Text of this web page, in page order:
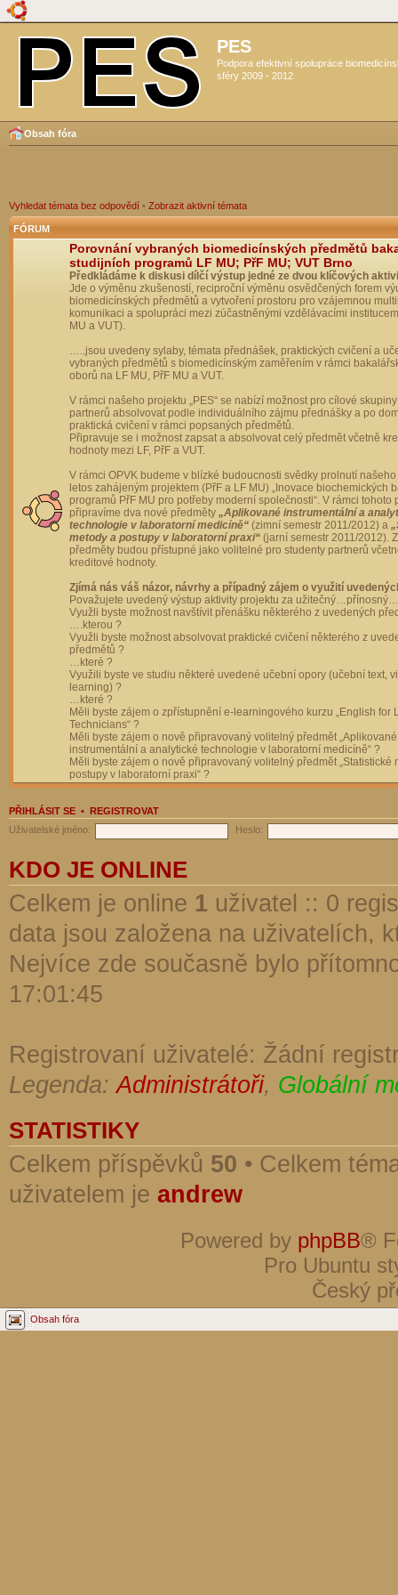
PES
Podpora efektivní spolupráce
sféry 2009 - 2012
Obsah fóra
Vyhledat témata bez odpovědí • Zobrazit aktivní témata
FÓRUM
Porovnání vybraných biomedicínských předmětů
studijních programů LF MU; PřF MU; VUT Brno
Předkládáme k diskusi dílčí výstup jedné ze dvou klíčových
Jde o výměnu zkušeností, reciproční výměnu osvědčených forem
biomedicínských předmětů a vytvoření prostoru pro vzájemnou
komunikaci a spolupráci mezi zúčastněnými vzdělávacími
MU a VUT).
…..jsou uvedeny sylaby, témata přednášek, praktických cvičení a
vybraných předmětů s biomedicínským zaměřením v rámci
oborů na LF MU, PřF MU a VUT.
V rámci našeho projektu „PES“ se nabízí možnost pro cílové
partnerů absolvovat podle individuálního zájmu přednášky a po
praktická cvičení v rámci popsaných předmětů.
Připravuje se i možnost zapsat a absolvovat celý předmět včetně
hodnoty mezi LF, PřF a VUT.
V rámci OPVK budeme v blízké budoucnosti svědky prolnutí
letos zahájeným projektem (PřF a LF MU) „Inovace biochemických
programů PřF MU pro potřeby moderní společnosti“. V rámci tohoto
připravíme dva nové předměty „Aplikované instrumentální a
technologie v laboratorní medicíně“ (zimní semestr 2011/2012) a
metody a postupy v laboratorní praxi“ (jarní semestr 2011/2012).
předměty budou přístupné jako volitelné pro studenty partnerů
kreditové hodnoty.
Zjímá nás váš názor, návrhy a případný zájem o využití
Považujete uvedený výstup aktivity projektu za
Využli byste možnost navštívit přenášku některého z uvedených
….kterou ?
Využli byste možnost absolvovat praktické cvičení některého z
předmětů ?
…které ?
Využili byste ve studiu některé uvedené učební opory (učební text,
learning) ?
…které ?
Měli byste zájem o zpřístupnění e-learningového kurzu „English for
Technicians“ ?
Měli byste zájem o nově připravovaný volitelný předmět „Aplikované
instrumentální a analytické technologie v laboratorní medicíně“ ?
Měli byste zájem o nově připravovaný volitelný předmět „Statistické
postupy v laboratorní praxi“ ?
PŘIHLÁSIT SE • REGISTROVAT
Uživatelské jméno:
Heslo:
KDO JE ONLINE
Celkem je online 1 uživatel :: 0
data jsou založena na uživatelích,
Nejvíce zde současně bylo
17:01:45
Registrovaní uživatelé: Žádní
Legenda:Administrátoři, Globální
STATISTIKY
Celkem příspěvků 50 • Celkem
uživatelem je andrew
Powered by phpBB®
Pro Ubuntu
Český
Obsah fóra